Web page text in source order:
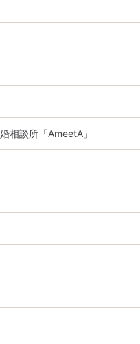
相談所「AmeetA」